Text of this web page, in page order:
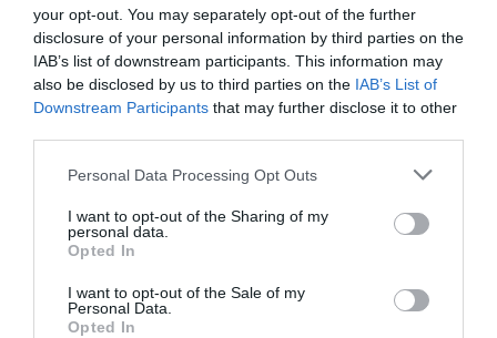
your opt-out. You may separately opt-out of the further
disclosure of your personal information by third parties on the
IAB’s list of downstream participants. This information may
also be disclosed by us to third parties on the IAB’s List of
Downstream Participants that may further disclose it to other
Personal Data Processing Opt Outs
I want to opt-out of the Sharing of my
personal data.
Opted In
I want to opt-out of the Sale of my
Personal Data.
Opted In
Per la seua part, Soler ha insistit que “la prioritat
absoluta de Gandia hui és l’habitatge” i ha avançat que
la proposta del Partit Popular en el ple serà “deixar el
punt sobre la taula per a frenar esta vendai limitar
l’ús d’eixe espai dotacional exclusivament a la